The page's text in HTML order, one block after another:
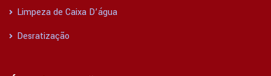
Limpeza de Caixa D’água
Desratização